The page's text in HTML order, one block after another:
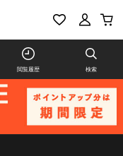
閲覧履歴 検索